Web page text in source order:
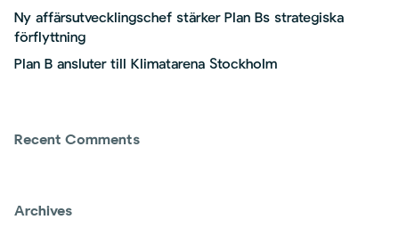
Ny affärsutvecklingschef stärker Plan Bs strategiska
förflyttning
Plan B ansluter till Klimatarena Stockholm
Recent Comments
Archives